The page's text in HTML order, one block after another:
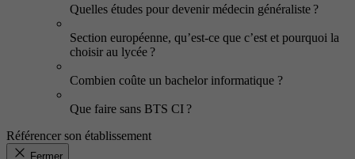
Quelles études pour devenir médecin généraliste ?
Section européenne, qu’est-ce que c’est et pourquoi la
choisir au lycée ?
Combien coûte un bachelor informatique ?
Que faire sans BTS CI ?
Référencer son établissement
Fermer